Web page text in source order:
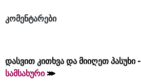
კომენტარები
დასვით კითხვა და მიიღეთ პასუხი -
სამსახური